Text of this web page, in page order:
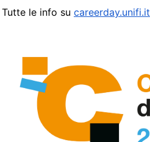
Tutte le info su careerday.unifi.it